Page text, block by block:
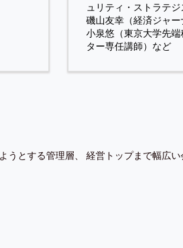
ュリティ・ストラテジ
磯山友幸（経済ジャー
小泉悠（東京大学先
ター専任講師）など
うとする管理層、 経営トップまで幅広